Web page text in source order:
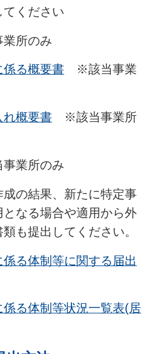
ください
所のみ
係る概要書※該当事業
れ概要書※該当事業所
業所のみ
の結果、新たに特定事
なる場合や適用から外
も提出してください。
る体制等に関する届出
る体制等状況一覧表(居